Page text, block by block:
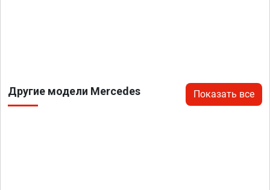
Другие модели Mercedes Показать все